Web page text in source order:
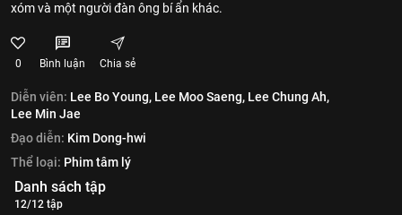
xóm và một người đàn ông bí ẩn khác.
0 Bình luận Chia sẻ
Diễn viên: Lee Bo Young, Lee Moo Saeng, Lee Chung Ah,
Lee Min Jae
Đạo diễn: Kim Dong-hwi
Thể loại: Phim tâm lý
Danh sách tập
12/12 tập